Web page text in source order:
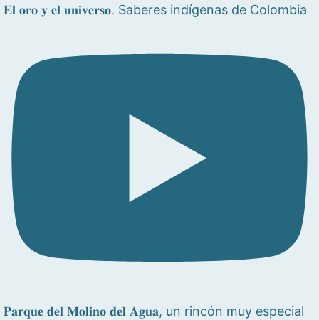
𝐄𝐥 𝐨𝐫𝐨 𝐲 𝐞𝐥 𝐮𝐧𝐢𝐯𝐞𝐫𝐬𝐨. Saberes indígenas de Colombia
𝐏𝐚𝐫𝐪𝐮𝐞 𝐝𝐞𝐥 𝐌𝐨𝐥𝐢𝐧𝐨 𝐝𝐞𝐥 𝐀𝐠𝐮𝐚, un rincón muy especial